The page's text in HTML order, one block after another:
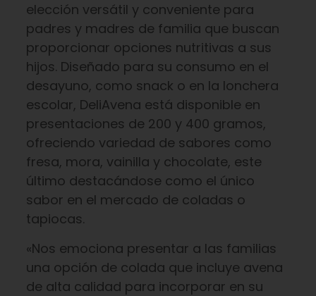
elección versátil y conveniente para
padres y madres de familia que buscan
proporcionar opciones nutritivas a sus
hijos. Diseñado para su consumo en el
desayuno, como snack o en la lonchera
escolar, DeliAvena está disponible en
presentaciones de 200 y 400 gramos,
ofreciendo variedad de sabores como
fresa, mora, vainilla y chocolate, este
último destacándose como el único
sabor en el mercado de coladas o
tapiocas.
«Nos emociona presentar a las familias
una opción de colada que incluye avena
de alta calidad para incorporar en su